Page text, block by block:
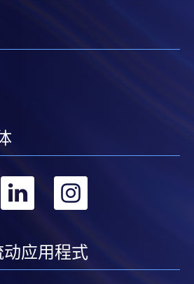
封、连同划线支票交回本学院。
港币30 元。支票抬头注明「香
转
linkedin
转
动应用程式